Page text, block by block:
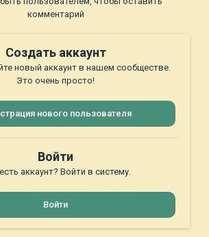
комментарий
Создать аккаунт
новый аккаунт в нашем сообществе.
Это очень просто!
нового пользователя
Войти
аккаунт? Войти в систему.
Войти